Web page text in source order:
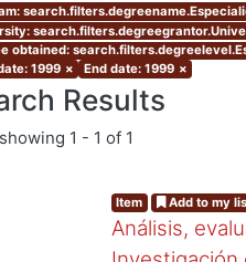
obtained:
1999 × End date: 1999 ×
Results
1 - 1 of 1
Item Add to my
Análisis,